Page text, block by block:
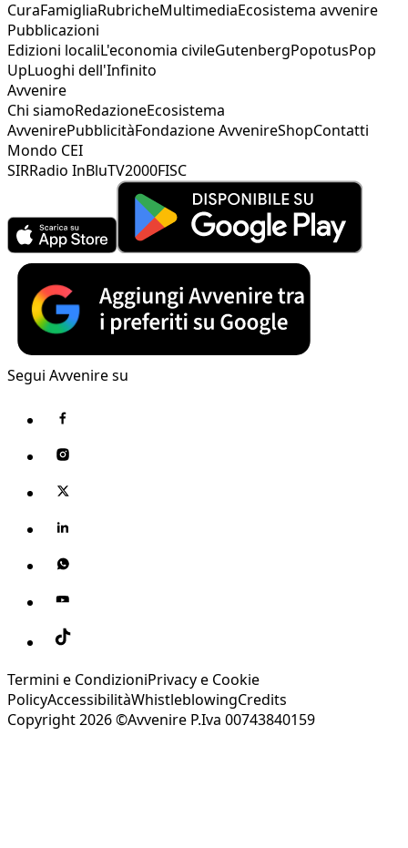
CuraFamigliaRubricheMultimediaEcosistema avvenire
Pubblicazioni
Edizioni localiL'economia civileGutenbergPopotusPop
UpLuoghi dell'Infinito
Avvenire
Chi siamoRedazioneEcosistema
AvvenirePubblicitàFondazione AvvenireShopContatti
Mondo CEI
SIRRadio InBluTV2000FISC
Segui Avvenire su
Termini e CondizioniPrivacy e Cookie
PolicyAccessibilitàWhistleblowingCredits
Copyright 2026 ©Avvenire P.Iva 00743840159